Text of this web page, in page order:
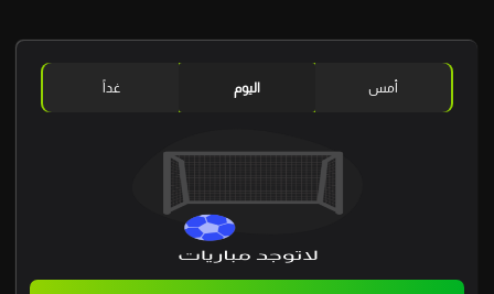
أمس اليوم غداً